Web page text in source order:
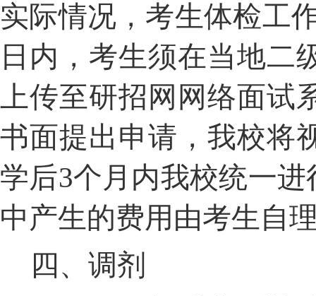
实际情况，考生体检工
日内，考生须在当地二
上传至研招网网络面试
书面提出申请，我校将
学后3个月内我校统一
中产生的费用由考生自
四、调剂